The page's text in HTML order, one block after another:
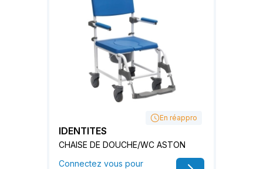
En réappro
IDENTITES
CHAISE DE DOUCHE/WC ASTON
Connectez vous pour